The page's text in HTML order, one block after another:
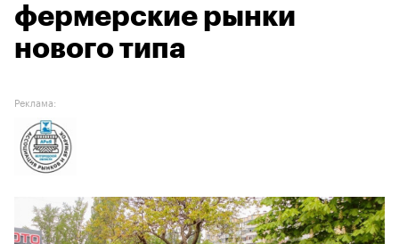
фермерские рынки
нового типа
Реклама: